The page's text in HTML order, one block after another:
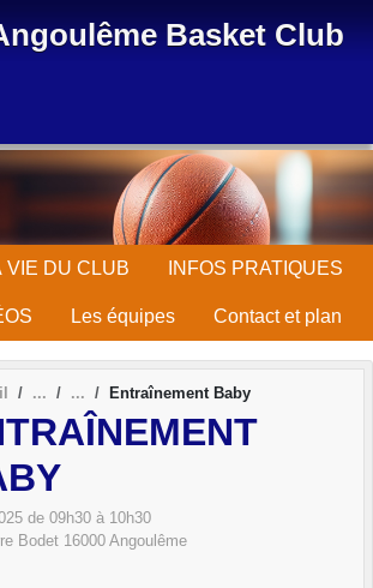
Basket Club
VIE DU CLUB INFOS PRATIQUES
Les équipes Contact et plan
Entraînement Baby
de 09h30 à 10h30
Bodet 16000 Angoulême